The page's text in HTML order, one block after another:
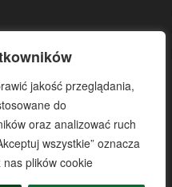
jakość przeglądania,
do
oraz analizować ruch
wszystkie” oznacza
plików cookie